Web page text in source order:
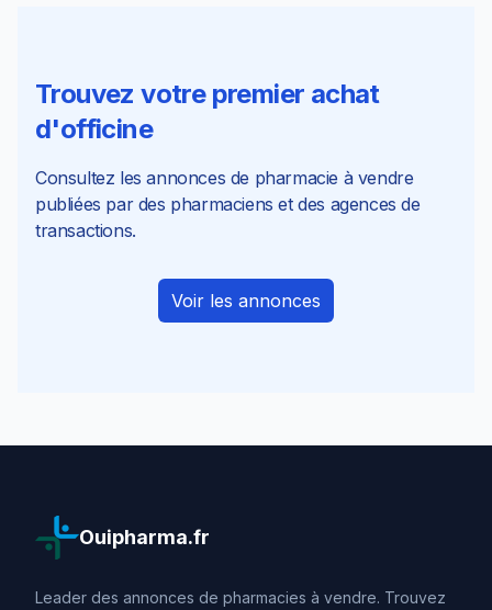
Trouvez votre premier achat
d'officine
Consultez les annonces de pharmacie à vendre
publiées par des pharmaciens et des agences de
transactions.
Voir les annonces
Ouipharma.fr
Leader des annonces de pharmacies à vendre. Trouvez